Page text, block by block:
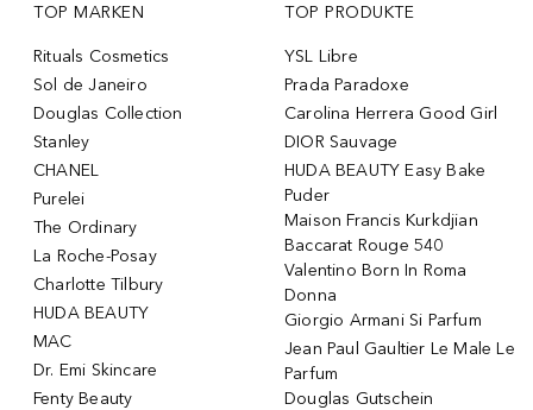
TOP MARKEN
Rituals Cosmetics
Sol de Janeiro
Douglas Collection
Stanley
CHANEL
Purelei
The Ordinary
La Roche-Posay
Charlotte Tilbury
HUDA BEAUTY
MAC
Dr. Emi Skincare
Fenty Beauty
TOP PRODUKTE
YSL Libre
Prada Paradoxe
Carolina Herrera Good Girl
DIOR Sauvage
HUDA BEAUTY Easy Bake
Puder
Maison Francis Kurkdjian
Baccarat Rouge 540
Valentino Born In Roma
Donna
Giorgio Armani Si Parfum
Jean Paul Gaultier Le Male Le
Parfum
Douglas Gutschein